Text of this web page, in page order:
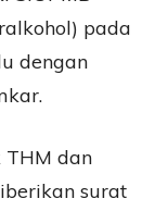
pada
dengan
THM dan
surat